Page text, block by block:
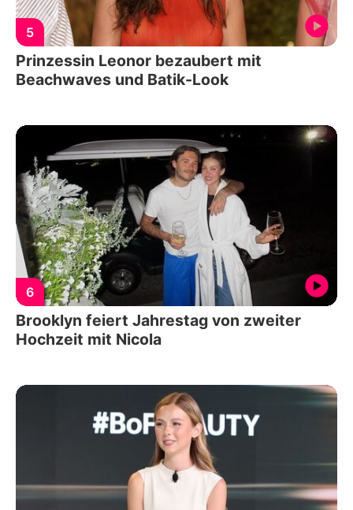
5
Prinzessin Leonor bezaubert mit
Beachwaves und Batik-Look
6
Brooklyn feiert Jahrestag von zweiter
Hochzeit mit Nicola